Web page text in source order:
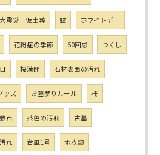
震災 仮土葬 蚊 ホワイトデー
花粉症の季節 50回忌 つくし
桜満開 石材表面の汚れ
ッズ お墓参りルール 柵
石 茶色の汚れ 古墓
れ 台風1号 地衣類